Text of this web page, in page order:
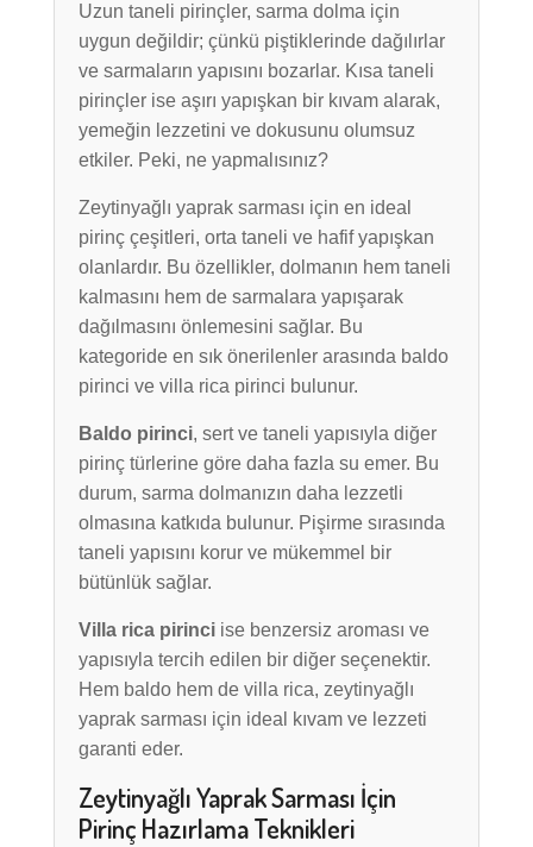
Uzun taneli pirinçler, sarma dolma için
uygun değildir; çünkü piştiklerinde dağılırlar
ve sarmaların yapısını bozarlar. Kısa taneli
pirinçler ise aşırı yapışkan bir kıvam alarak,
yemeğin lezzetini ve dokusunu olumsuz
etkiler. Peki, ne yapmalısınız?
Zeytinyağlı yaprak sarması için en ideal
pirinç çeşitleri, orta taneli ve hafif yapışkan
olanlardır. Bu özellikler, dolmanın hem taneli
kalmasını hem de sarmalara yapışarak
dağılmasını önlemesini sağlar. Bu
kategoride en sık önerilenler arasında baldo
pirinci ve villa rica pirinci bulunur.
Baldo pirinci, sert ve taneli yapısıyla diğer
pirinç türlerine göre daha fazla su emer. Bu
durum, sarma dolmanızın daha lezzetli
olmasına katkıda bulunur. Pişirme sırasında
taneli yapısını korur ve mükemmel bir
bütünlük sağlar.
Villa rica pirinciise benzersiz aroması ve
yapısıyla tercih edilen bir diğer seçenektir.
Hem baldo hem de villa rica, zeytinyağlı
yaprak sarması için ideal kıvam ve lezzeti
garanti eder.
Zeytinyağlı Yaprak Sarması İçin
Pirinç Hazırlama Teknikleri